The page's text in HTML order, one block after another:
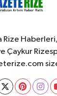
Rize
Çaykur